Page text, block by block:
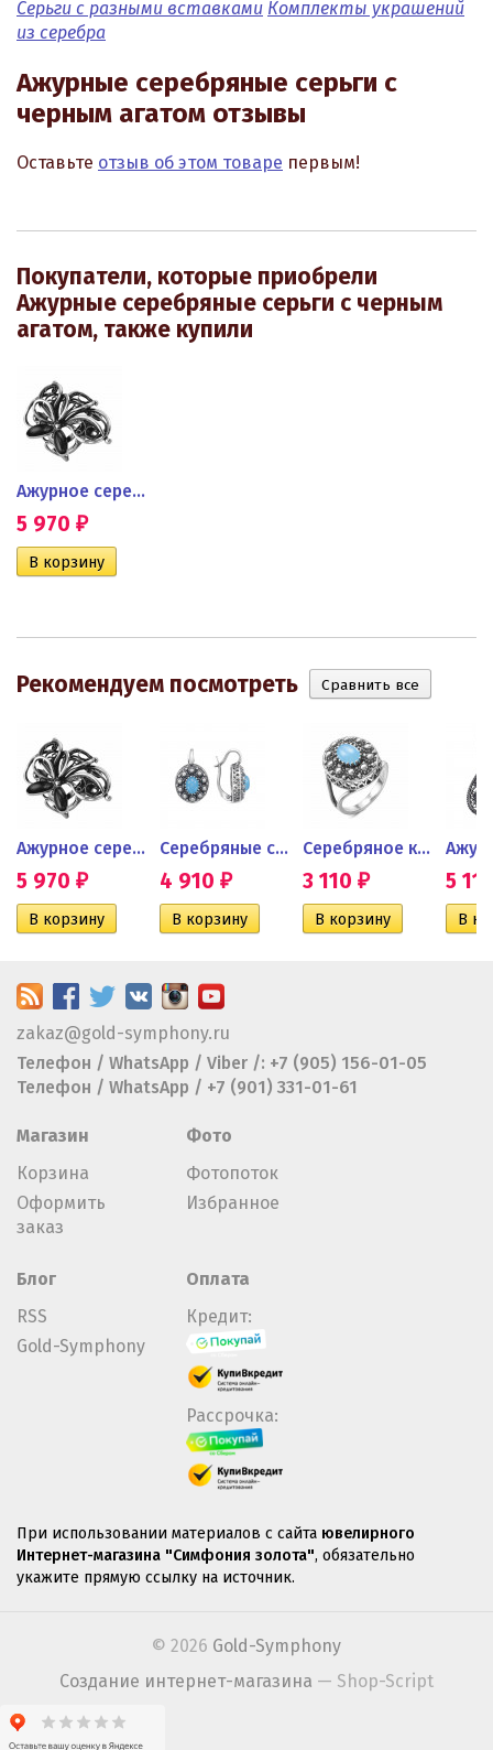
Серьги с разными вставками Комплекты украшений
из серебра
Ажурные серебряные серьги с
черным агатом отзывы
Оставьте отзыв об этом товаре первым!
Покупатели, которые приобрели
Ажурные серебряные серьги с черным
агатом, также купили
Ажурное серебряное кольцо с...
5 970 ₽
Рекомендуем посмотреть
Ажурное серебряное кольцо с...
5 970 ₽
Серебряные серьги с голубым...
4 910 ₽
Серебряное кольцо с голубым...
3 110 ₽ 5
zakaz@gold-symphony.ru
Телефон / WhatsApp / Viber /: +7 (905) 156-01-05
Телефон / WhatsApp / +7 (901) 331-01-61
Магазин
Корзина
Оформить
заказ
Фото
Фотопоток
Избранное
Блог
RSS
Gold-Symphony
Оплата
Кредит:
Рассрочка:
При использовании материалов с сайта ювелирного
Интернет-магазина "Симфония золота", обязательно
укажите прямую ссылку на источник.
© 2026 Gold-Symphony
Создание интернет-магазина — Shop-Script